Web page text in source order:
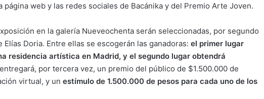
página web y las redes sociales de Bacánika y del Premio Arte Joven.
en la galería Nueveochenta serán seleccionadas, por segundo
Doria. Entre ellas se escogerán las ganadoras: el primer lugar
residencia artística en Madrid, y el segundo lugar obtendrá
por tercera vez, un premio del público de $1.500.000 de
virtual, y un estímulo de 1.500.000 de pesos para cada uno de los